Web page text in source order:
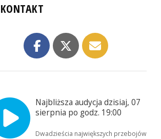
KONTAKT
Najbliższa audycja dzisiaj, 07
sierpnia po godz. 19:00
Dwadzieścia największych przebojów